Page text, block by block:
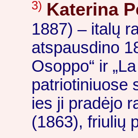
3) Katerina
1887) – italų
atspausdino
Osoppo“ ir
patriotiniuose
ies ji pradėjo
(1863), friulių